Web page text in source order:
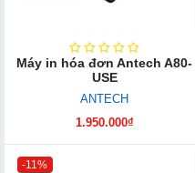
Máy in hóa đơn Antech A80-
USE
ANTECH
1.950.000₫
-11%